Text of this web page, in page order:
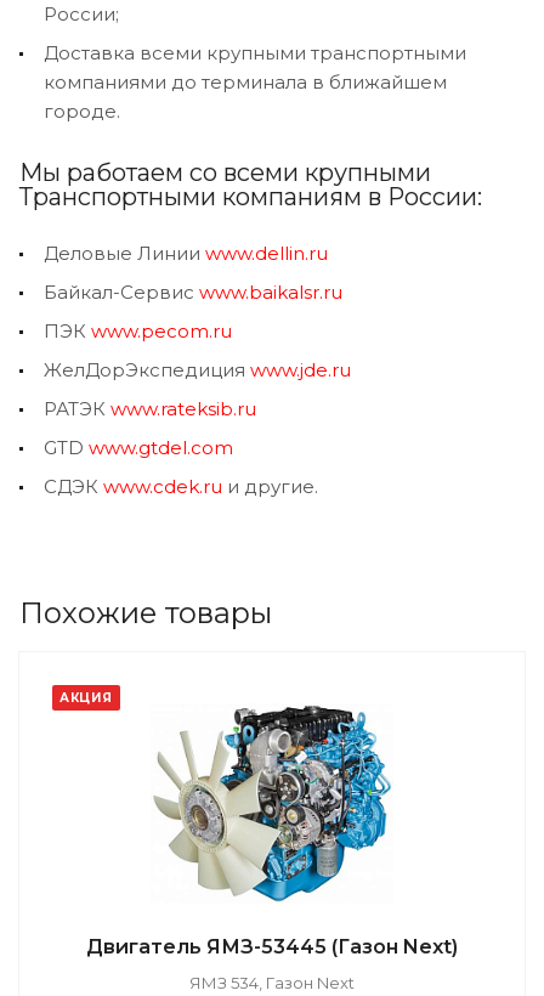
России;
Доставка всеми крупными транспортными
компаниями до терминала в ближайшем
городе.
Мы работаем со всеми крупными
Транспортными компаниям в России:
Деловые Линии www.dellin.ru
Байкал-Сервис www.baikalsr.ru
ПЭК www.pecom.ru
ЖелДорЭкспедиция www.jde.ru
РАТЭК www.rateksib.ru
GTD www.gtdel.com
СДЭК www.cdek.ru и другие.
Похожие товары
АКЦИЯ
Двигатель ЯМЗ-53445 (Газон Next)
ЯМЗ 534, Газон Next